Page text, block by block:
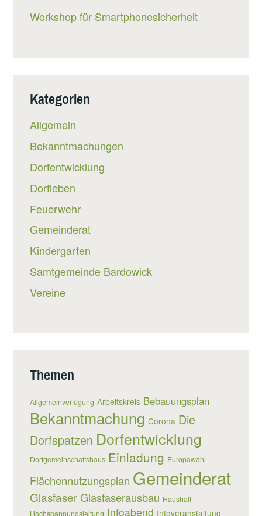
Workshop für Smartphonesicherheit
Kategorien
Allgemein
Bekanntmachungen
Dorfentwicklung
Dorfleben
Feuerwehr
Gemeinderat
Kindergarten
Samtgemeinde Bardowick
Vereine
Themen
Allgemeinverfügung Arbeitskreis Bebauungsplan
Bekanntmachung Corona Die
Dorfspatzen Dorfentwicklung
Dorfgemeinschaftshaus Einladung Europawahl
Flächennutzungsplan Gemeinderat
Glasfaser Glasfaserausbau Haushalt
Hochspannungsleitung Infoabend Infoveranstaltung